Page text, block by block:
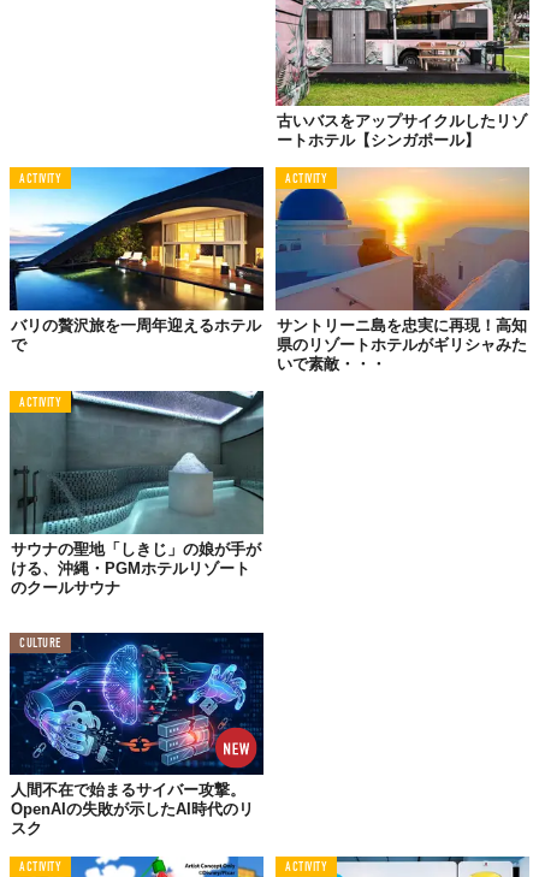
こちらが上空からその海中ホテルを見た画像。海岸からは約250
メートル離れていて、まわりには海しかありません。
3階建ての海中ホテルの1階にあたるのが、水深4メートルの寝
室。部屋からは泳ぐ魚を見ることができます。
古いバスをアップサイクルしたリゾ
ートホテル【シンガポール】
ACTIVITY
バリの贅沢旅を一周年迎えるホテル
で
ACTIVITY
サントリーニ島を忠実に再現！高知
県のリゾートホテルがギリシャみた
いで素敵・・・
ACTIVITY
サウナの聖地「しきじ」の娘が手が
ける、沖縄・PGMホテルリゾート
のクールサウナ
CULTURE
人間不在で始まるサイバー攻撃。
OpenAIの失敗が示したAI時代のリ
スク
ACTIVITY ACTIVITY